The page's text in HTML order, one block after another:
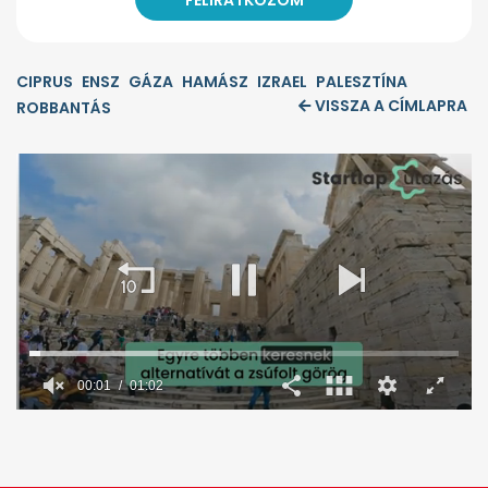
CIPRUS ENSZ GÁZA HAMÁSZ IZRAEL PALESZTÍNA
ROBBANTÁS
VISSZA A CÍMLAPRA
00:02 01:02